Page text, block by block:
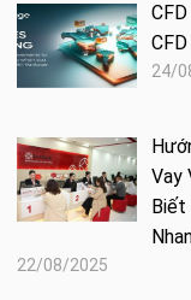
24/
Vay
Biết
22/08/2025